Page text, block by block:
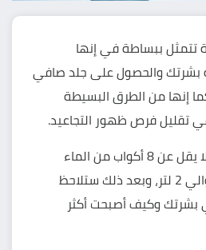
تتمثل ببساطة في إنها
والحصول على جلد صافي
إنها من الطرق البسيطة
تقليل فرص ظهور التجاعيد.
ما عليك سوى شرب ما لا يقل عن 8 أكواب من الماء
يوميًا، وهو ما يعادل حوالي 2 لتر، وبعد ذلك ستلاحظ
وكيف أصبحت أكثر